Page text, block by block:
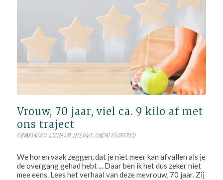
Vrouw, 70 jaar, viel ca. 9 kilo af met
ons traject
ERVARINGEN, LICHAAM, NIEUWS, UNCATEGORIZED
We horen vaak zeggen, dat je niet meer kan afvallen als je
de overgang gehad hebt ... Daar ben ik het dus zeker niet
mee eens. Lees het verhaal van deze mevrouw, 70 jaar. Zij